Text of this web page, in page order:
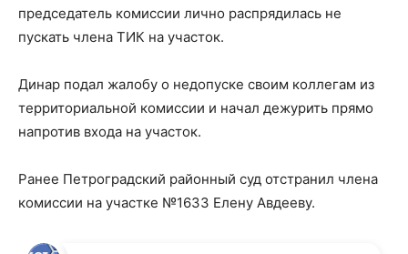
председатель комиссии лично распрядилась не
пускать члена ТИК на участок.
Динар подал жалобу о недопуске своим коллегам из
территориальной комиссии и начал дежурить прямо
напротив входа на участок.
Ранее Петроградский районный суд отстранил члена
комиссии на участке №1633 Елену Авдееву.